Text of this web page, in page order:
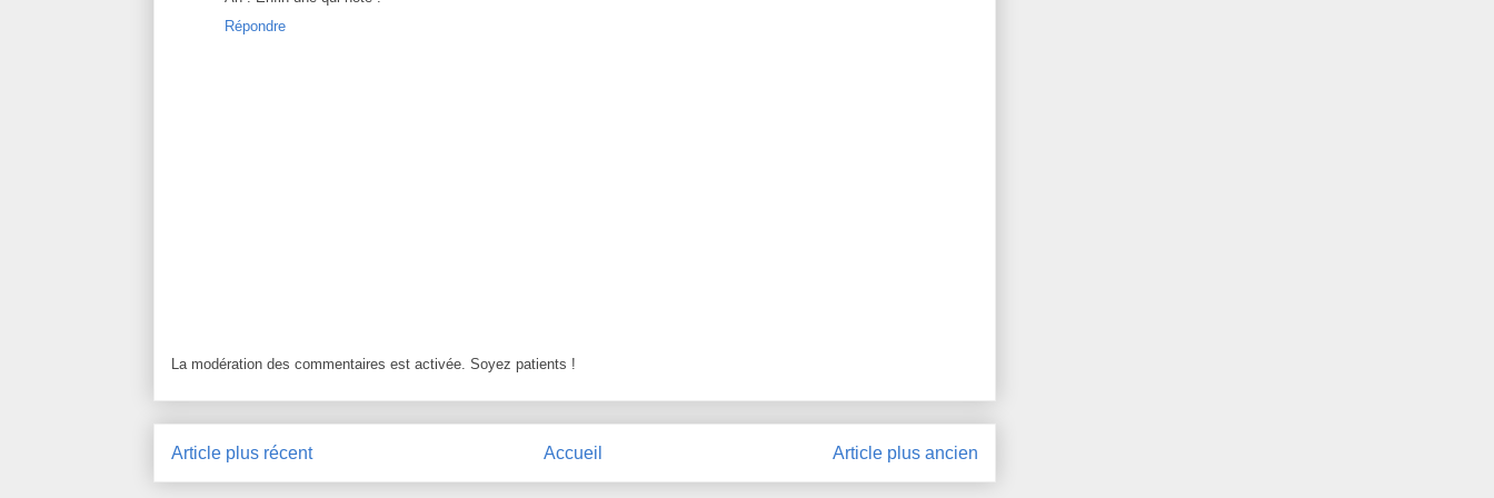
Répondre
La modération des commentaires est activée. Soyez patients !
Article plus récent Article plus ancien
Accueil